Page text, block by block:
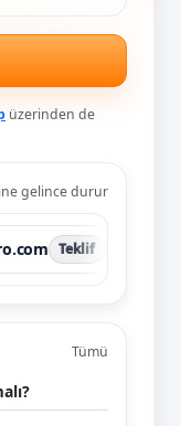
üzerinden de
gelince durur
Teklif
Tümü